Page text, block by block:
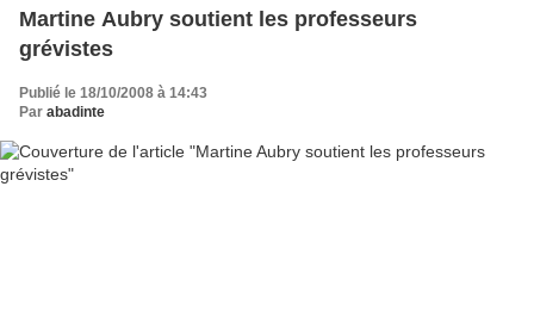
Martine Aubry soutient les professeurs
grévistes
Publié le 18/10/2008 à 14:43
Par abadinte